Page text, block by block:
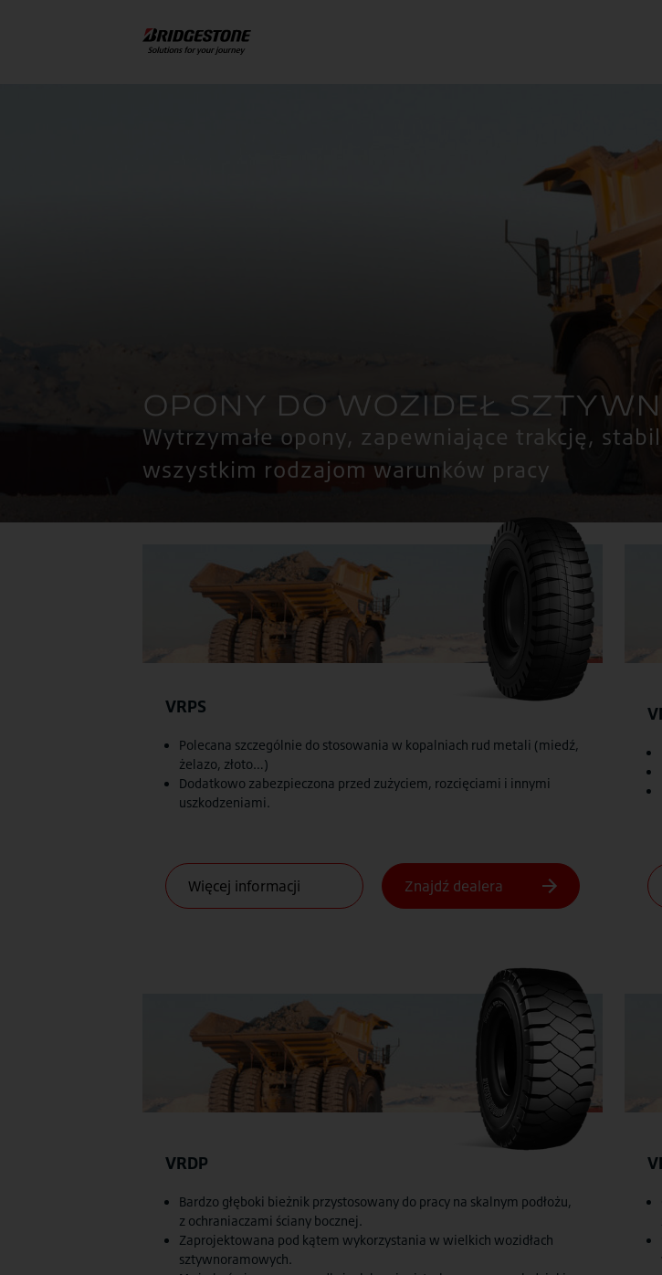
Wytrzymałe opony, zapewniające trakcję,
wszystkim rodzajom warunków pracy
VRPS
Polecana szczególnie do stosowania w kopalniach rud metali (miedź,
żelazo, złoto…)
Dodatkowo zabezpieczona przed zużyciem, rozcięciami i innymi
uszkodzeniami.
VRDP
Bardzo głęboki bieżnik przystosowany do pracy na skalnym podłożu,
z ochraniaczami ściany bocznej.
Zaprojektowana pod kątem wykorzystania w wielkich wozidłach
sztywnoramowych.